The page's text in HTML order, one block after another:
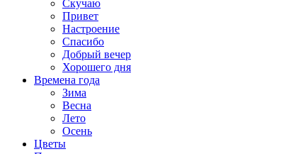
Скучаю
Привет
Настроение
Спасибо
Добрый вечер
Хорошего дня
Времена года
Зима
Весна
Лето
Осень
Цветы